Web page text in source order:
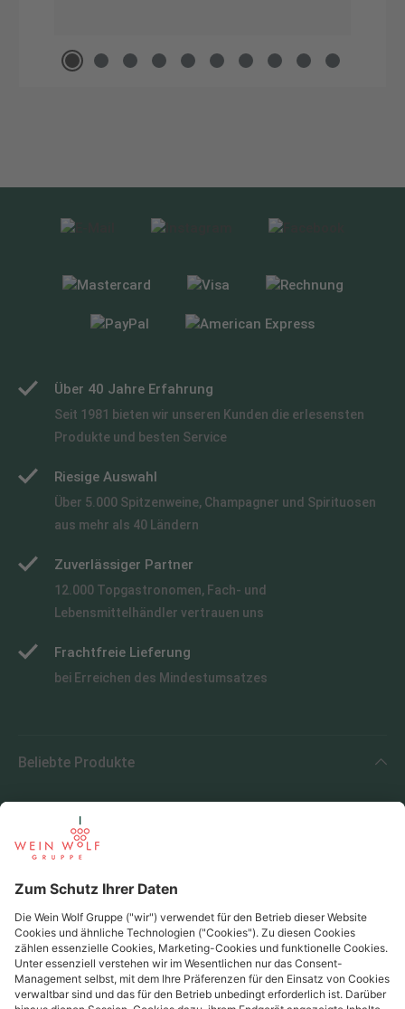
Über 40 Jahre Erfahrung
Seit 1981 bieten wir unseren Kunden die erlesensten
Produkte und besten Service
Riesige Auswahl
Über 5.000 Spitzenweine, Champagner und Spirituosen
aus mehr als 40 Ländern
Zuverlässiger Partner
12.000 Topgastronomen, Fach- und
Lebensmittelhändler vertrauen uns
Frachtfreie Lieferung
bei Erreichen des Mindestumsatzes
Beliebte Produkte
Beliebte Regionen
Beliebte Produzenten
Wein Wolf